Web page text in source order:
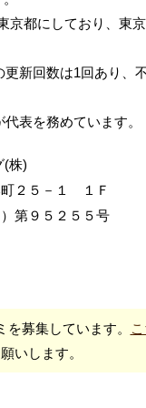
京都にしており、東
新回数は1回あり、
表を務めています。
(株)
町２５－１ １Ｆ
第９５２５５号
募集しています。
願いします。